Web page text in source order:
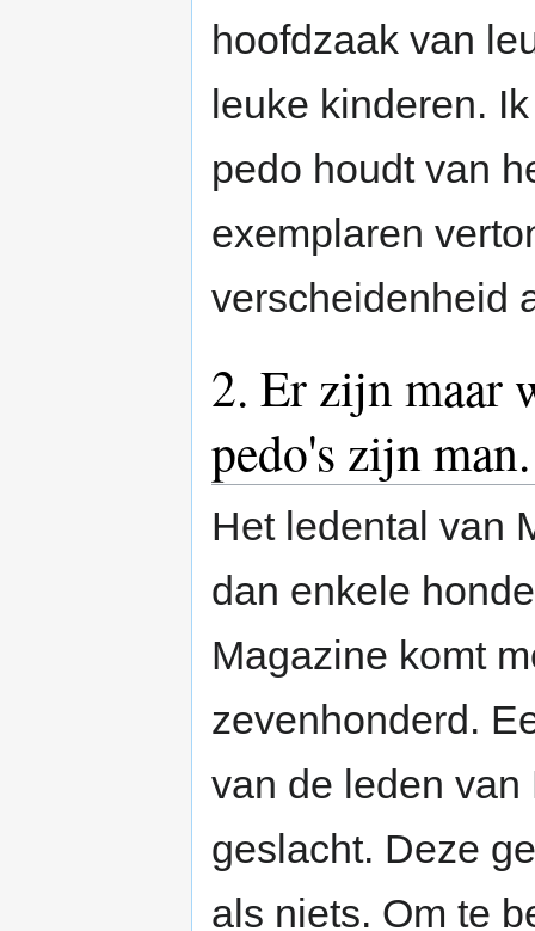
hoofdzaak van
leuke kinderen.
pedo houdt van
exemplaren
verscheidenheid
2. Er zijn maar
pedo's zijn man.
Het ledental van
dan enkele
Magazine komt
zevenhonderd.
van de leden
geslacht. Deze
als niets. Om te